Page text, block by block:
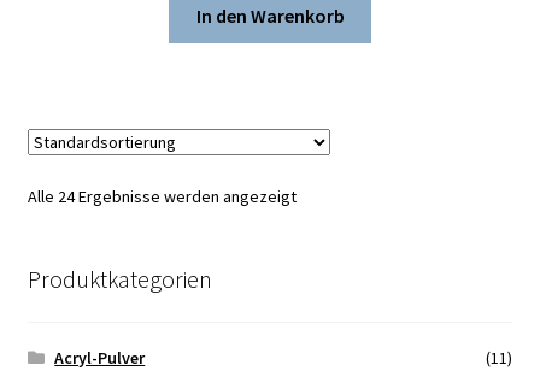
war:
€20,00
ist:
€15,00.
In den Warenkorb
Alle 24 Ergebnisse werden angezeigt
Produktkategorien
Acryl-Pulver
(11)